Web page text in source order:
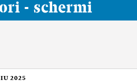
- schermi
2025